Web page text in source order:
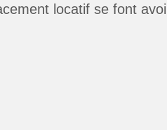
locatif se font